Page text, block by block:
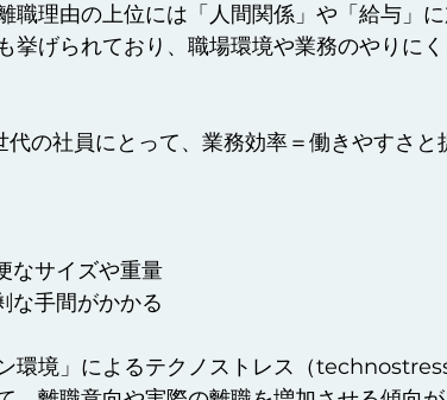
職理由の上位には「人間関係」や「給与」
挙げられており、職場環境や業務のやりに
の社員にとって、業務効率＝働きやすさと
なサイズや重量
な手間がかかる
環境」によるテクノストレス（